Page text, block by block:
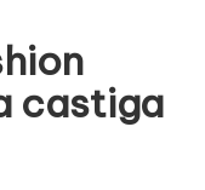
castiga